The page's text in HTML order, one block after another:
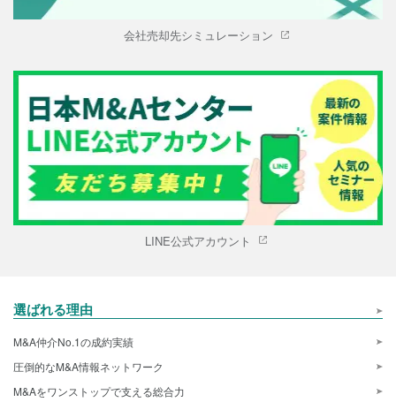
会社売却先シミュレーション
LINE公式アカウント
選ばれる理由
M&A仲介No.1の成約実績
圧倒的なM&A情報ネットワーク
M&Aをワンストップで支える総合力